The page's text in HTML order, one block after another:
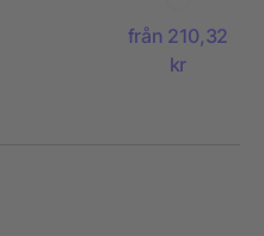
powerbank
med PD
från 210,32
kr